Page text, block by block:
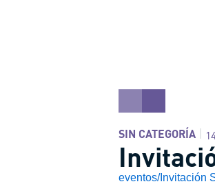
SIN CATEGORÍA
eventos/Invitación